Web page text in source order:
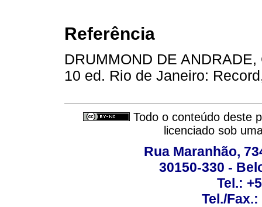
Referência
DRUMMOND DE
10 ed. Rio de Janeiro:
Todo o conteúdo deste
licenciado sob
Rua Maranhão,
30150-330 -
Tel.:
Tel./Fax.: